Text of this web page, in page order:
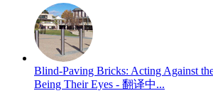
Blind-Paving Bricks: Acting Against
Being Their Eyes - 翻译中...